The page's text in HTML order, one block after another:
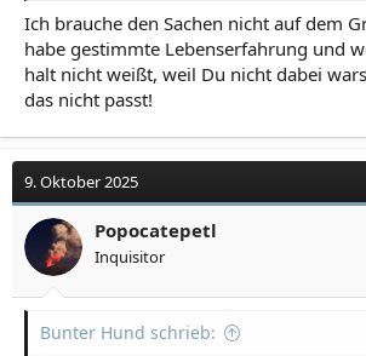
Ich brauche den Sachen nicht auf dem
habe gestimmte Lebenserfahrung und
halt nicht weißt, weil Du nicht dabei
das nicht passt!
9. Oktober 2025
Popocatepetl
Inquisitor
Bunter Hund schrieb: